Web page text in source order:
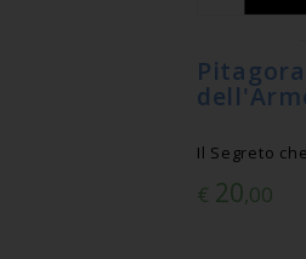
Il Segreto
€ 20,00